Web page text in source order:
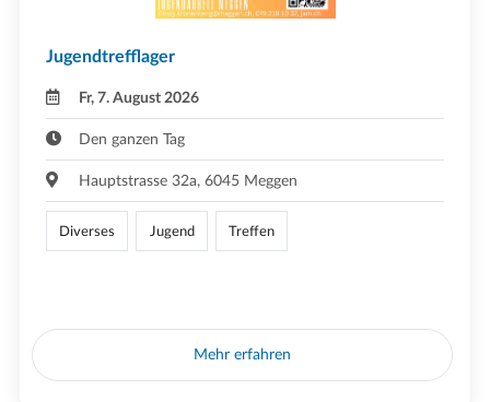
Jugendtrefflager
Fr, 7. August 2026
Den ganzen Tag
Hauptstrasse 32a, 6045 Meggen
Diverses Jugend Treffen
Mehr erfahren